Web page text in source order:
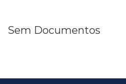
Sem Documentos